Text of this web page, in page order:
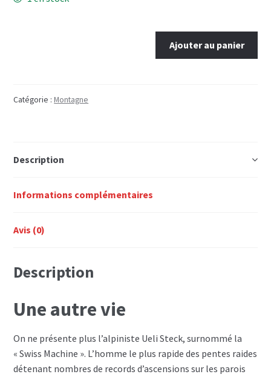
vie
Ajouter au panier
Catégorie :Montagne
Description
Informations complémentaires
Avis (0)
Description
Une autre vie
On ne présente plus l’alpiniste Ueli Steck, surnommé la
« Swiss Machine ». L’homme le plus rapide des pentes raides
détenant nombres de records d’ascensions sur les parois